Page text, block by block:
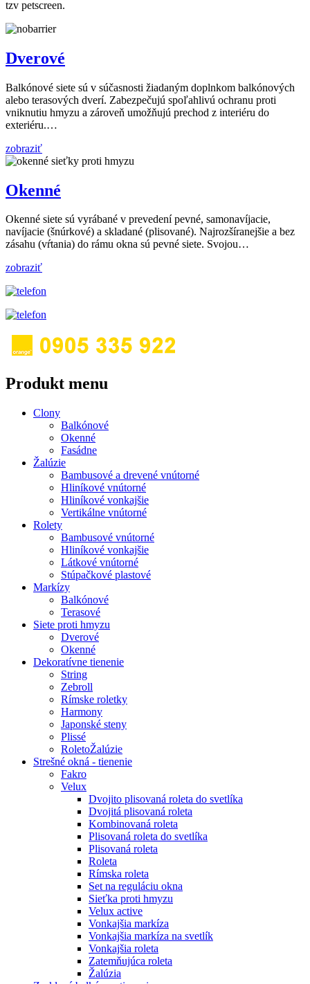
tzv petscreen.
Dverové
Balkónové siete sú v súčasnosti žiadaným doplnkom balkónových
alebo terasových dverí. Zabezpečujú spoľahlivú ochranu proti
vniknutiu hmyzu a zároveň umožňujú prechod z interiéru do
exteriéru.…
zobraziť
Okenné
Okenné siete sú vyrábané v prevedení pevné, samonavíjacie,
navíjacie (šnúrkové) a skladané (plisované). Najrozšíranejšie a bez
zásahu (vŕtania) do rámu okna sú pevné siete. Svojou…
zobraziť
Produkt menu
Clony
Balkónové
Okenné
Fasádne
Žalúzie
Bambusové a drevené vnútorné
Hliníkové vnútorné
Hliníkové vonkajšie
Vertikálne vnútorné
Rolety
Bambusové vnútorné
Hliníkové vonkajšie
Látkové vnútorné
Stúpačkové plastové
Markízy
Balkónové
Terasové
Siete proti hmyzu
Dverové
Okenné
Dekoratívne tienenie
String
Zebroll
Rímske roletky
Harmony
Japonské steny
Plissé
RoletoŽalúzie
Strešné okná - tienenie
Fakro
Velux
Dvojito plisovaná roleta do svetlíka
Dvojitá plisovaná roleta
Kombinovaná roleta
Plisovaná roleta do svetlíka
Plisovaná roleta
Roleta
Rímska roleta
Set na reguláciu okna
Sieťka proti hmyzu
Velux active
Vonkajšia markíza
Vonkajšia markíza na svetlík
Vonkajšia roleta
Zatemňujúca roleta
Žalúzia